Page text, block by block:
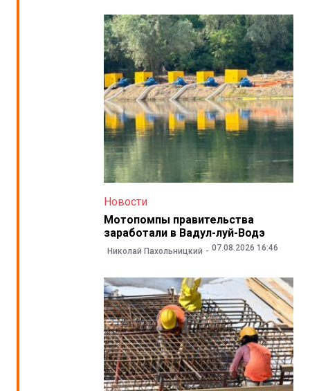
Новости
Мотопомпы правительства
заработали в Вадул-луй-Водэ
Николай Пахольницкий 07.08.2026 16:46